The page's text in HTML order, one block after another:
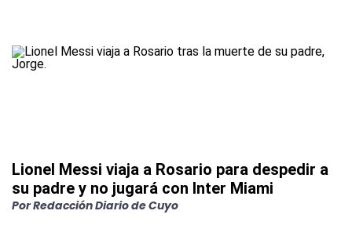
Lionel Messi viaja a Rosario para despedir a
su padre y no jugará con Inter Miami
PorRedacción Diario de Cuyo